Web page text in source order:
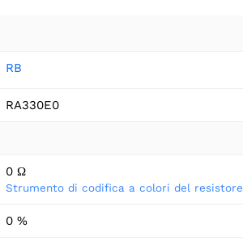
RB
RA330E0
0 Ω
Strumento di codifica a colori del resistore
0 %